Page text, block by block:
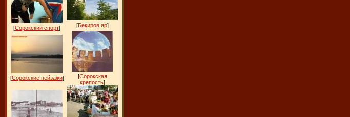
[Сорокский спорт] [Бекиров яр]
[Сорокские пейзажи] [Сорокская
крепость]